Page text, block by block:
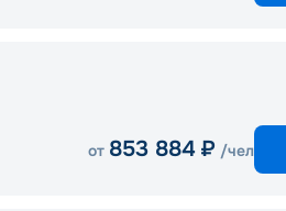
от 853 884 ₽ /чел